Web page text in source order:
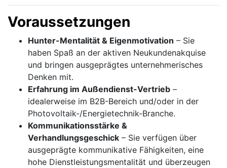
Voraussetzungen
Hunter-Mentalität & Eigenmotivation – Sie
haben Spaß an der aktiven Neukundenakquise
und bringen ausgeprägtes unternehmerisches
Denken mit.
Erfahrung im Außendienst-Vertrieb –
idealerweise im B2B-Bereich und/oder in der
Photovoltaik-/Energietechnik-Branche.
Kommunikationsstärke &
Verhandlungsgeschick – Sie verfügen über
ausgeprägte kommunikative Fähigkeiten, eine
hohe Dienstleistungsmentalität und überzeugen